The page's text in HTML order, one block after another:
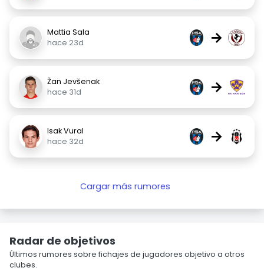
Mattia Sala
hace 23d
→
Žan Jevšenak
hace 31d
→
Isak Vural
hace 32d
→
Cargar más rumores
Radar de objetivos
Últimos rumores sobre fichajes de jugadores objetivo a otros
clubes.